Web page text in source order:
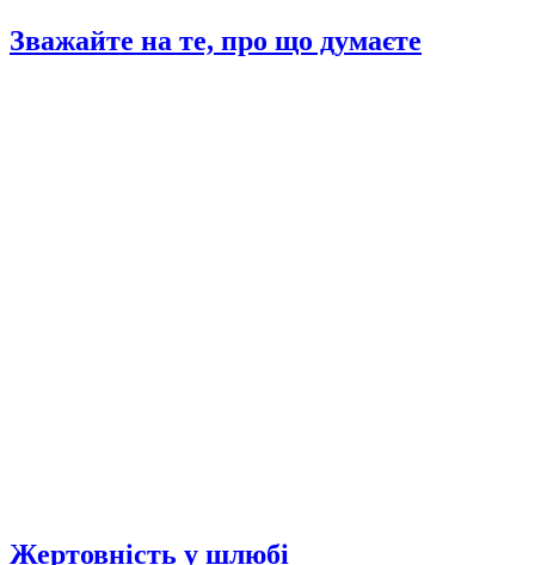
Зважайте на те, про що думаєте
Жертовність у шлюбі